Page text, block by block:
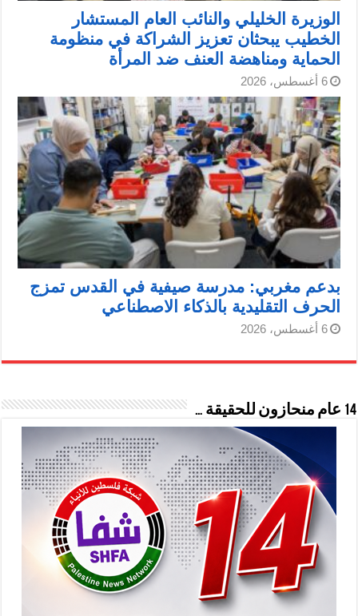
الوزيرة الخليلي والنائب العام المستشار
الخطيب يبحثان تعزيز الشراكة في منظومة
الحماية ومناهضة العنف ضد المرأة
6 أغسطس، 2026
بدعم مغربي: مدرسة صيفية في القدس تمزج
الحرف التقليدية بالذكاء الاصطناعي
6 أغسطس، 2026
14 عام منحازون للحقيقة …